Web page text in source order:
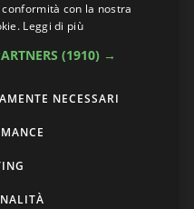
gatti: “virale”
di Instagram
candeline per la mostra
al mondo
con la nostra
Leggi di più
(1910) →
NECESSARI